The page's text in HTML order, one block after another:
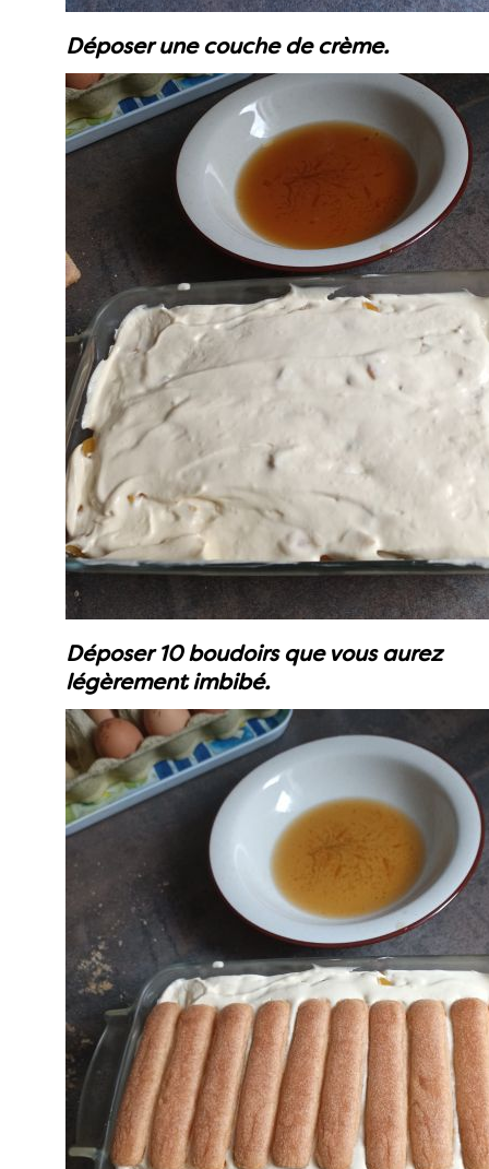
Déposer une couche de crème.
Déposer 10 boudoirs que vous aurez
légèrement imbibé.